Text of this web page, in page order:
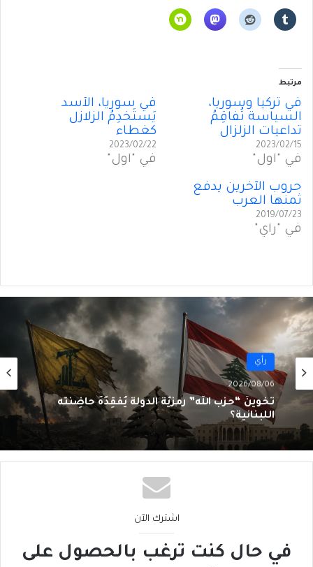
مرتبط
في تركيا وسوريا،
السياسة تُفاقِمُ
تداعيات الزلزال
2023/02/15
في "أول"
في سوريا، الأسد
يَستَخدِمُ الزلازل
كغطاء
2023/02/22
في "أول"
حروب الآخرين يدفع
ثمنها العرب
2019/07/23
في "رأي"
رأي
2026/08/06
سقوطُ “الأذرُع”: هل انتهى زمنُ الوكلاء؟
اشترك الآن
في حال كنت ترغب بالحصول على